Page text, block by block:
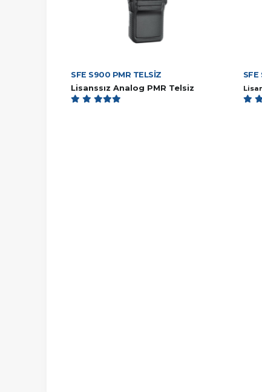
SFE S900 PMR TELSİZ
Lisanssız Analog PMR Telsiz